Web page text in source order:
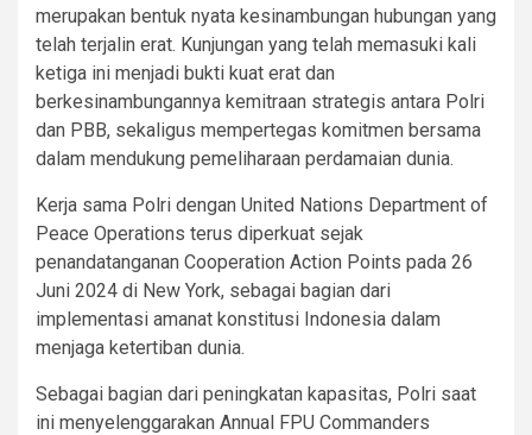
merupakan bentuk nyata kesinambungan hubungan yang
telah terjalin erat. Kunjungan yang telah memasuki kali
ketiga ini menjadi bukti kuat erat dan
berkesinambungannya kemitraan strategis antara Polri
dan PBB, sekaligus mempertegas komitmen bersama
dalam mendukung pemeliharaan perdamaian dunia.
Kerja sama Polri dengan United Nations Department of
Peace Operations terus diperkuat sejak
penandatanganan Cooperation Action Points pada 26
Juni 2024 di New York, sebagai bagian dari
implementasi amanat konstitusi Indonesia dalam
menjaga ketertiban dunia.
Sebagai bagian dari peningkatan kapasitas, Polri saat
ini menyelenggarakan Annual FPU Commanders